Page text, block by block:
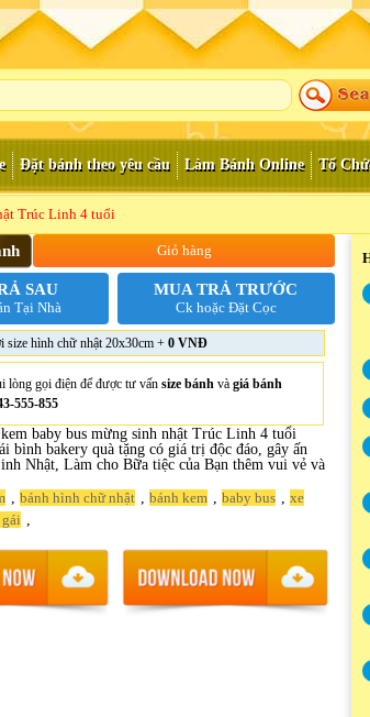
Đặt bánh theo yêu cầu Làm Bánh Online Tổ
Trúc Linh 4 tuổi
Giỏ hàng
SAU
Tại Nhà
MUA TRẢ TRƯỚC
Ck hoặc Đặt Cọc
size hình chữ nhật 20x30cm + 0 VNĐ
lòng gọi điện để được tư vấn size bánh và giá bánh
555-855
baby bus mừng sinh nhật Trúc Linh 4 tuổi
bình bakery quà tặng có giá trị độc đáo, gây ấn
Nhật, Làm cho Bữa tiệc của Bạn thêm vui vẻ và
bánh hình chữ nhật bánh kem baby bus
xe